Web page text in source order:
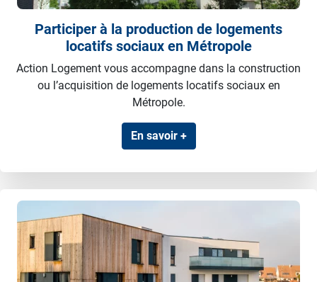
Participer à la production de logements
locatifs sociaux en Métropole
Action Logement vous accompagne dans la construction
ou l’acquisition de logements locatifs sociaux en
Métropole.
En savoir +